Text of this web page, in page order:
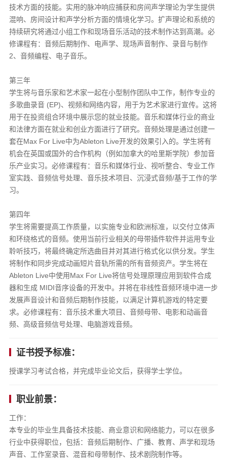
技术方面的技能。实用的脉冲响应捕获和房间声学理论为学生提供
混响、房间设计和声学分析方面的情境化学习。扩声理论和系统的
持续研究将通过小组工作和现场音乐活动的技术制作达到高潮。必
修课程有：音频后期制作、电声学、现场声音制作、录音与制作
2、音频编程、电子音乐。
第三年
学生将与音乐家和艺术家一起在小型制作团队中工作，制作专业的
多歌曲录音 (EP)、视频和网络内容，用于为艺术家进行宣传。这将
用于在投资组合环境中展示您的就业技能。音乐和媒体行业的商业
和法律方面在就业和创业方面进行了研究。音频处理是通过创建一
套在Max For Live中为Ableton Live开发的效果引入的。学生将有
机会在英国或国外的合作机构（例如加拿大的哈里斯学院）参加音
乐产业实习。必修课程有：音乐和媒体行业、视听整合、专业工作
室实践、音频信号处理、音乐技术项目、沉浸式音频/基于工作的学
习。
第四年
学生将需要提高工作质量，以实施专业和欧洲标准，以交付立体声
和环绕格式的音频。使用当前行业相关的母带插件软件并运用专业
聆听技巧，将最终确定所选曲目并对其进行格式化以供分发。学生
将制作和同步完成动画短片音轨所需的所有音频资产。学生将在
Ableton Live中使用Max For Live将信号处理原理应用到软件合成
器和生成 MIDI音序设备的开发中。并将在非线性音频环境中进一步
发展声音设计和音频后期制作技能，以满足计算机游戏的特定要
求。必修课程有：音乐技术重大项目、音频母带、电影和动画音
频、高级音频信号处理、电脑游戏音频。
证书授予标准：
授课学习考试合格，并完成毕业论文后，获得学士学位。
职业前景：
工作：
本专业的毕业生具备技术技能、商业意识和网络能力，可以在很多
行业中获得职位，包括：音频后期制作、广播、教育、声学和现场
声音、工作室录音、混音和母带制作、技术剧院制作等。